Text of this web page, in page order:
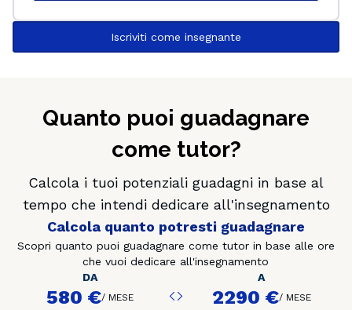
Iscriviti come insegnante
Quanto puoi guadagnare
come tutor?
Calcola i tuoi potenziali guadagni in base al
tempo che intendi dedicare all'insegnamento
Calcola quanto potresti guadagnare
Scopri quanto puoi guadagnare come tutor in base alle ore
che vuoi dedicare all'insegnamento
DA
580 €/ MESE
A
2290 €/ MESE